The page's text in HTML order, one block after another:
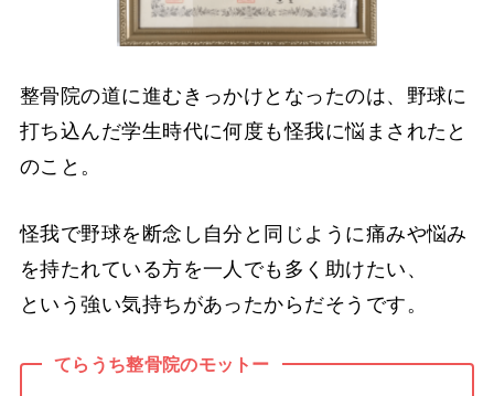
整骨院の道に進むきっかけとなったのは、野球に
打ち込んだ学生時代に何度も怪我に悩まされたと
のこと。
怪我で野球を断念し自分と同じように痛みや悩み
を持たれている方を一人でも多く助けたい、
という強い気持ちがあったからだそうです。
てらうち整骨院のモットー